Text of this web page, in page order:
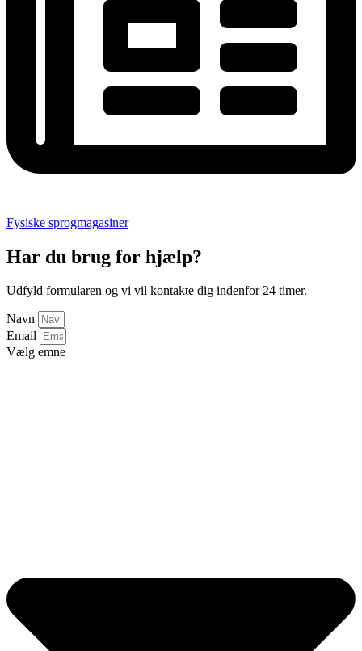
Fysiske sprogmagasiner
Har du brug for hjælp?
Udfyld formularen og vi vil kontakte dig indenfor 24 timer.
Navn
Email
Vælg emne